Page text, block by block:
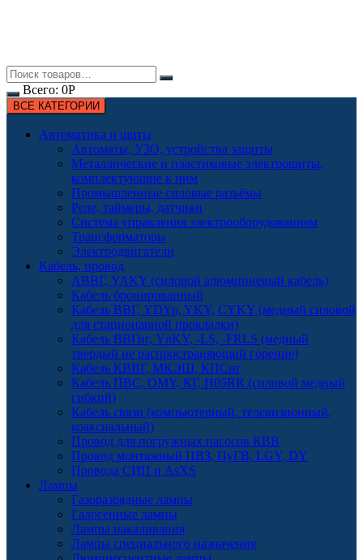
Всего: 0Р
ВСЕ КАТЕГОРИИ
Автоматика и щиты
Автоматы, УЗО, устройства защиты
Металлические и пластиковые электрощиты,
комплектующие к ним
Промышленные силовые разъёмы
Реле, таймеры, датчики
Система управления электрооборудованием
Трансформаторы
Электродвигатели
Кабель, провод
АВВГ, YAKY (силовой алюминиевый кабель)
Кабель бронированный
Кабель ВВГ, YDYp, YKY, CYKY (медный силовой
для стационарной прокладки)
Кабель ВВГнг, YnKY, -LS, -FRLS (медный
твердый не распространяющий горение)
Кабель КВВГ, МКЭШ, КПСнг
Кабель ПВС, OMY, КГ, H05RR (силовой медный
гибкий)
Кабель связи (компьютерный, телевизионный,
коаксиальный)
Провод для погружных насосов КВВ
Провод монтажный ПВЗ, ПуГВ, LGY, DY
Провода СИП и AsXS
Лампы
Газоразрядные лампы
Галогенные лампы
Лампы накаливания
Лампы специального назначения